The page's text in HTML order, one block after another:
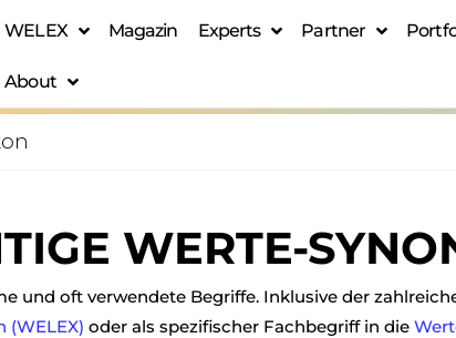
WELEX Magazin Experts Partner
About
WERTE-
und oft verwendete Begriffe. Inklusive der
(WELEX) oder als spezifischer Fachbegriff in die